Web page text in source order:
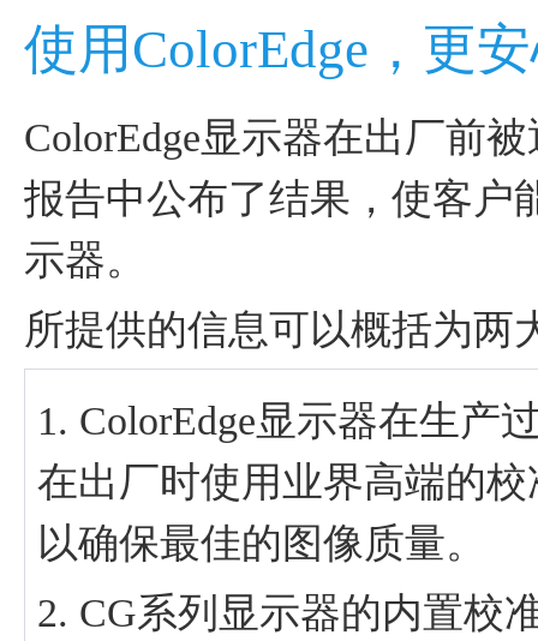
使用ColorEdge，更
ColorEdge显示器在出厂前
报告中公布了结果，使客户
示器。
所提供的信息可以概括为两
1. ColorEdge显示器在生产
在出厂时使用业界高端的
以确保最佳的图像质量。
2. CG系列显示器的内置校